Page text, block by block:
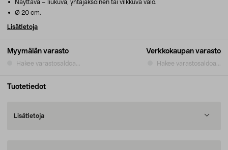
Myymälän varasto
Hakee varastosaldoa...
Verkkokaupan varasto
Hakee varastosaldoa...
Näyttävä – liukuva, yhtäjaksoinen tai vilkkuva valo.
Ø 20 cm.
Lisätietoja
Tuotetiedot
Lisätietoja